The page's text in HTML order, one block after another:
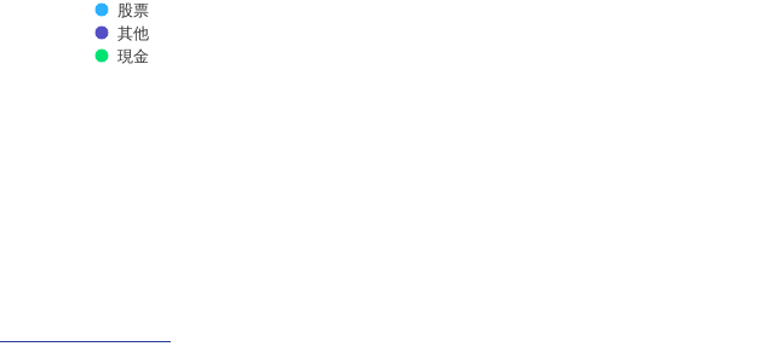
股票
其他
現金